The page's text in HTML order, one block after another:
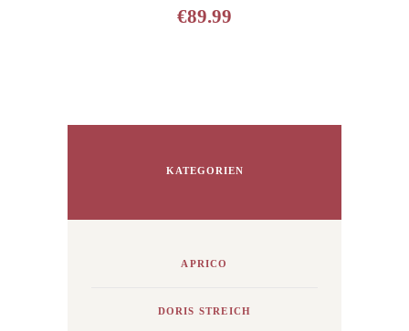
€89.99
KATEGORIEN
APRICO
DORIS STREICH